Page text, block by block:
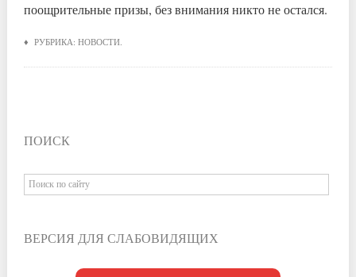
поощрительные призы, без внимания никто не остался.
♦ РУБРИКА:НОВОСТИ.
ПОИСК
ВЕРСИЯ ДЛЯ СЛАБОВИДЯЩИХ